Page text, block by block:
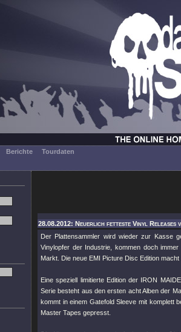
Berichte Tourdaten
28.08.2012: Neuerlich fetteste Vinyl Releases
Der Plattensammler wird wieder zur Kasse
Vinylopfer der Industrie, kommen doch
Markt. Die neue EMI Picture Disc Edition
Eine speziell limitierte Edition der IRON
Serie besteht aus den ersten acht Alben der
kommt in einem Gatefold Sleeve mit komplett
Master Tapes gepresst.